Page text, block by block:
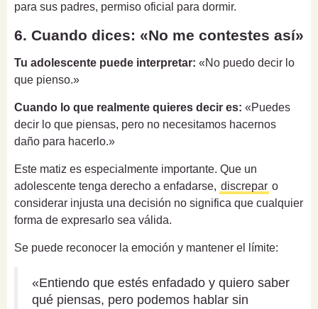
para sus padres, permiso oficial para dormir.
6. Cuando dices: «No me contestes así»
Tu adolescente puede interpretar: «No puedo decir lo
que pienso.»
Cuando lo que realmente quieres decir es: «Puedes
decir lo que piensas, pero no necesitamos hacernos
daño para hacerlo.»
Este matiz es especialmente importante. Que un
adolescente tenga derecho a enfadarse, discrepar o
considerar injusta una decisión no significa que cualquier
forma de expresarlo sea válida.
Se puede reconocer la emoción y mantener el límite:
«Entiendo que estés enfadado y quiero saber
qué piensas, pero podemos hablar sin